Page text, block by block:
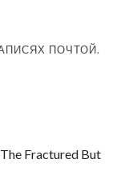
ПОЧТОЙ.